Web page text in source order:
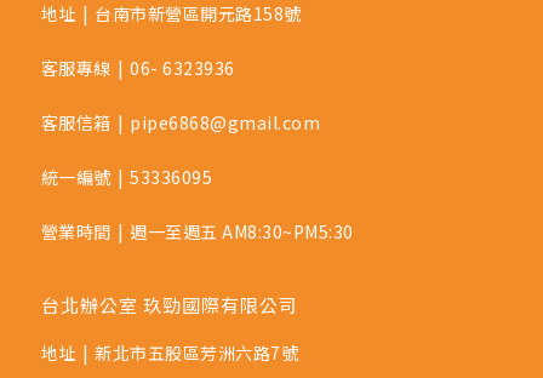
地址 | 台南市新營區開元路158號
客服專線 | 06- 6323936
客服信箱 | pipe6868@gmail.com
統一編號 | 53336095
營業時間 | 週一至週五 AM8:30~PM5:30
台北辦公室 玖勁國際有限公司
地址 | 新北市五股區芳洲六路7號